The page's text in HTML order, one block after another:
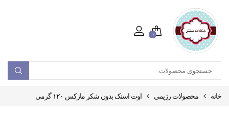
۰
خانه محصولات رژیمی اوت اسنک بدون شکر مازکس ۱۲۰ گرمی